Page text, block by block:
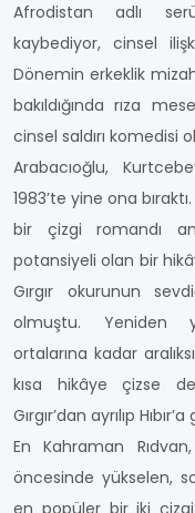
Afrodistan adlı
kaybediyor, cinsel
Dönemin erkeklik
bakıldığında rıza
cinsel saldırı komedisi
Arabacıoğlu,
1983’te yine ona
bir çizgi romandı
potansiyeli olan bir
Gırgır okurunun
olmuştu. Yeniden
ortalarına kadar
kısa hikâye çizse de
Gırgır’dan ayrılıp
En Kahraman
öncesinde yükselen,
en popüler bir iki